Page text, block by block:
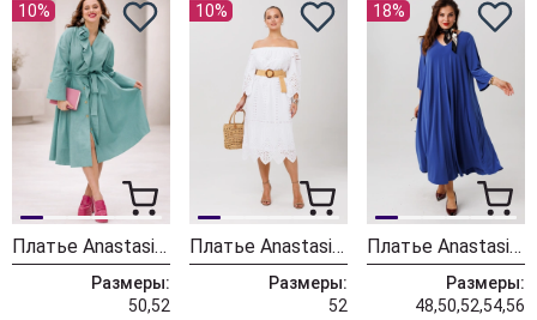
10%
Платье Anastasia 1208-4 мятно-голубой
Размеры:
50,52
10%
Платье Anastasia 1256-1 белый
Размеры:
52
18%
Платье Anastasia 1219-1 синий
Размеры:
48,50,52,54,56